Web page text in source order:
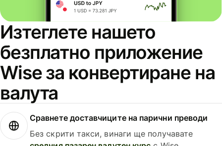
Изтеглете нашето
безплатно приложение
Wise за конвертиране на
валута
Сравнете доставчиците на парични преводи
Без скрити такси, винаги ще получавате